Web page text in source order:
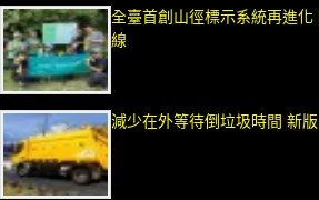
全臺首創山徑標示系統再進
線
減少在外等待倒垃圾時間 新